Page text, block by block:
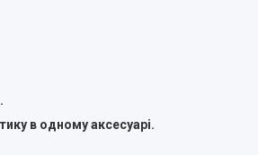
в одному аксесуарі.